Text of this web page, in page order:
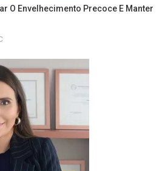
O Envelhecimento Precoce E Manter